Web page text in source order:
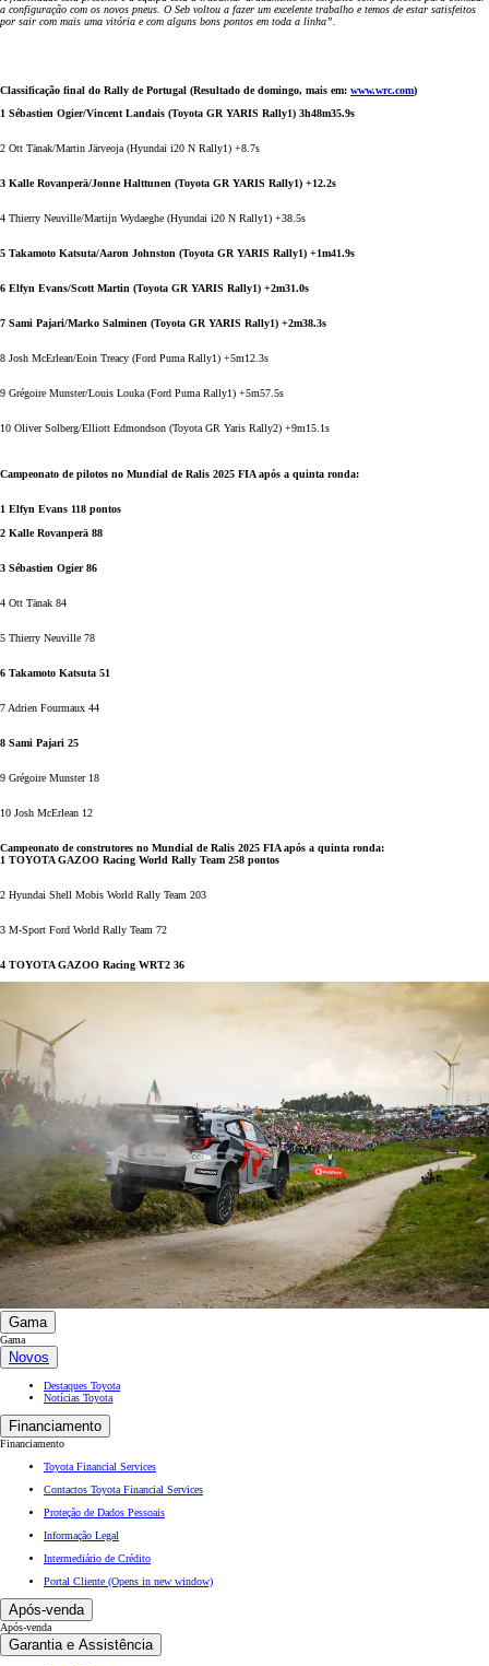
a configuração com os novos pneus. O Seb voltou a fazer um excelente trabalho e temos de estar satisfeitos
por sair com mais uma vitória e com alguns bons pontos em toda a linha”.
Classificação final do Rally de Portugal (Resultado de domingo, mais em: www.wrc.com)
1 Sébastien Ogier/Vincent Landais (Toyota GR YARIS Rally1) 3h48m35.9s
2 Ott Tänak/Martin Järveoja (Hyundai i20 N Rally1) +8.7s
3 Kalle Rovanperä/Jonne Halttunen (Toyota GR YARIS Rally1) +12.2s
4 Thierry Neuville/Martijn Wydaeghe (Hyundai i20 N Rally1) +38.5s
5 Takamoto Katsuta/Aaron Johnston (Toyota GR YARIS Rally1) +1m41.9s
6 Elfyn Evans/Scott Martin (Toyota GR YARIS Rally1) +2m31.0s
7 Sami Pajari/Marko Salminen (Toyota GR YARIS Rally1) +2m38.3s
8 Josh McErlean/Eoin Treacy (Ford Puma Rally1) +5m12.3s
9 Grégoire Munster/Louis Louka (Ford Puma Rally1) +5m57.5s
10 Oliver Solberg/Elliott Edmondson (Toyota GR Yaris Rally2) +9m15.1s
Campeonato de pilotos no Mundial de Ralis 2025 FIA após a quinta ronda:
1 Elfyn Evans 118 pontos
2 Kalle Rovanperä 88
3 Sébastien Ogier 86
4 Ott Tänak 84
5 Thierry Neuville 78
6 Takamoto Katsuta 51
7 Adrien Fourmaux 44
8 Sami Pajari 25
9 Grégoire Munster 18
10 Josh McErlean 12
Campeonato de construtores no Mundial de Ralis 2025 FIA após a quinta ronda:
1 TOYOTA GAZOO Racing World Rally Team 258 pontos
2 Hyundai Shell Mobis World Rally Team 203
3 M-Sport Ford World Rally Team 72
4 TOYOTA GAZOO Racing WRT2 36
Gama
Gama
Novos
Destaques Toyota
Notícias Toyota
Financiamento
Financiamento
Toyota Financial Services
Contactos Toyota Financial Services
Proteção de Dados Pessoais
Informação Legal
Intermediário de Crédito
Portal Cliente (Opens in new window)
Após-venda
Após-venda
Garantia e Assistência